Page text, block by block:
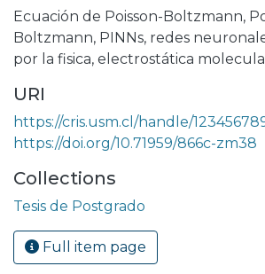
Ecuación de Poisson-Boltzmann,
Boltzmann, PINNs, redes
por la fisica, electrostática
URI
https://cris.usm.cl/handle/
https://doi.org/10.71959/866c-zm38
Collections
Tesis de Postgrado
Full item page